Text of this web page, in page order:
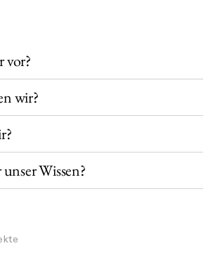
vor?
wir?
Wissen?